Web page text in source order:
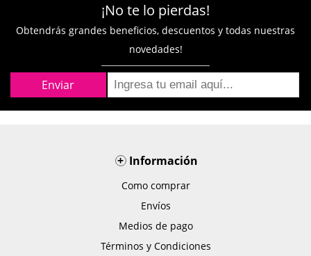
¡No te lo pierdas!
Obtendrás grandes beneficios, descuentos y todas nuestras
novedades!
+Información
Como comprar
Envíos
Medios de pago
Términos y Condiciones